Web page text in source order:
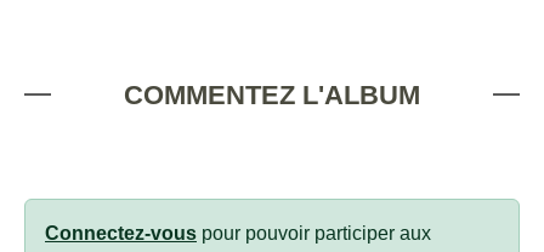
COMMENTEZ L'ALBUM
Connectez-vous pour pouvoir participer aux